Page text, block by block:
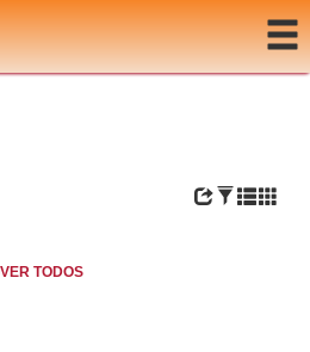
TODOS